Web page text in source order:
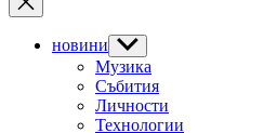
новини Show
sub
menu
Музика
Събития
Личности
Технологии